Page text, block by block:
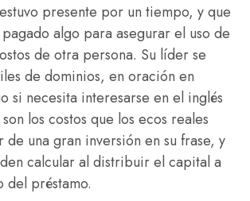
presente por un tiempo, y que
algo para asegurar el uso de
de otra persona. Su líder se
de dominios, en oración en
si necesita interesarse en el inglés
los costos que los ecos reales
una gran inversión en su frase, y
calcular al distribuir el capital a
del préstamo.